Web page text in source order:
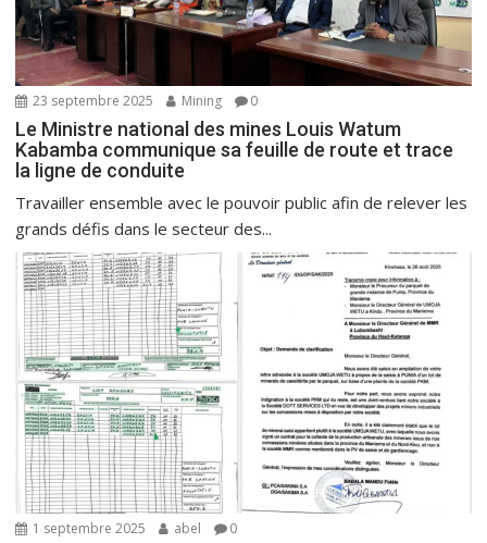
23 septembre 2025 Mining 0
Le Ministre national des mines Louis Watum
Kabamba communique sa feuille de route et trace
la ligne de conduite
Travailler ensemble avec le pouvoir public afin de relever les
grands défis dans le secteur des...
1 septembre 2025 abel 0